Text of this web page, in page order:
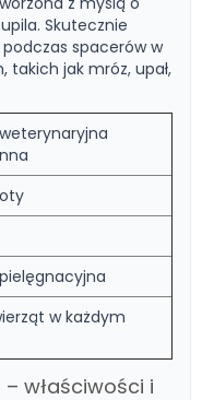
Skutecznie
spacerów w
jak mróz, upał,
w każdym
– właściwości i